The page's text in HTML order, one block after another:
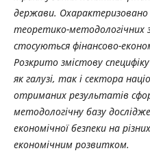
держави. Охарактеризовано
теоретико-методологічних
стосуються фінансово-
Розкрито змістову
як галузі, так і сектора
отриманих результатів
методологічну базу
економічної безпеки на
економічним розвитком.